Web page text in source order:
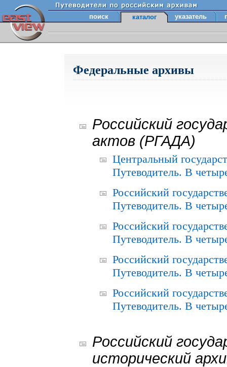
поиск каталог указатель
Федеральные архивы
Российский
актов (РГАДА)
Центральный
Путеводитель. В
Российский
Путеводитель. В
Российский
Путеводитель. В
Российский
Путеводитель. В
Российский
Путеводитель. В
Российский
исторический